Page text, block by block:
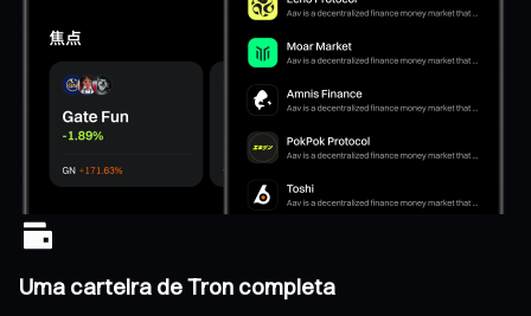
Uma carteira de Tron completa